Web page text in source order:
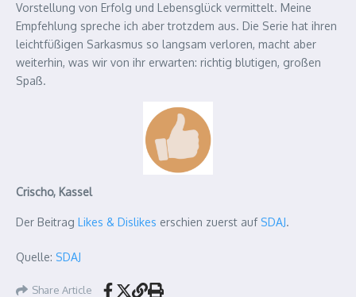
Vorstellung von Erfolg und Lebensglück vermittelt. Meine
Empfehlung spreche ich aber trotzdem aus. Die Serie hat ihren
leichtfüßigen Sarkasmus so langsam verloren, macht aber
weiterhin, was wir von ihr erwarten: richtig blutigen, großen
Spaß.
Crischo, Kassel
Der Beitrag Likes & Dislikes erschien zuerst auf SDAJ.
Quelle: SDAJ
Share Article